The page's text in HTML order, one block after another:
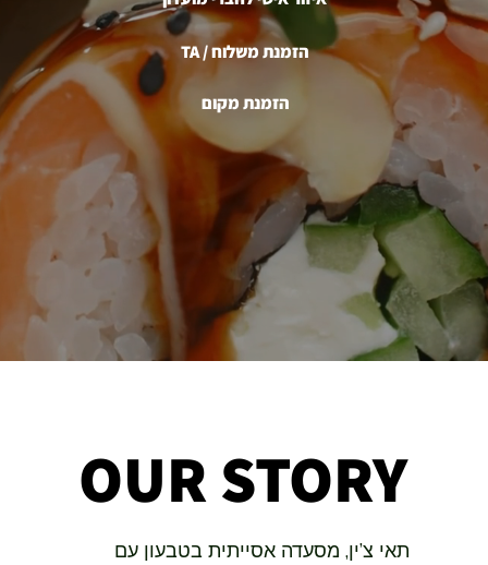
TA / הזמנת משלוח
הזמנת מקום
OUR STORY
OUR STORY
תאי צ’ין, מסעדה אסייתית בטבעון עם